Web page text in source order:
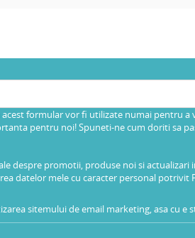
formular vor fi utilizate numai pentru a
pentru noi! Spuneti-ne cum doriti sa
despre promotii, produse noi si
datelor mele cu caracter personal potrivit
sitemului de email marketing, asa cu e